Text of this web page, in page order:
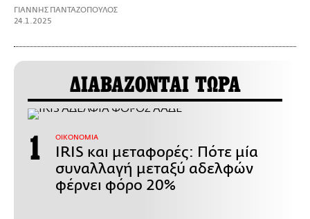
ΓΙΑΝΝΗΣ ΠΑΝΤΑΖΟΠΟΥΛΟΣ
24.1.2025
ΔΙΑΒΑΖΟΝΤΑΙ ΤΩΡΑ
ΟΙΚΟΝΟΜΙΑ
IRIS και μεταφορές: Πότε μία
συναλλαγή μεταξύ αδελφών
φέρνει φόρο 20%